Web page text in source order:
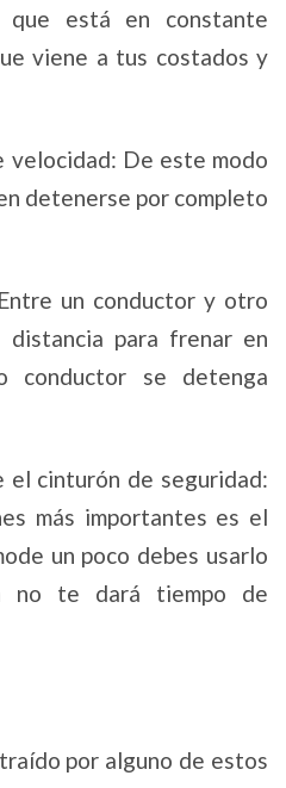
está en constante
viene a tus costados y
velocidad: De este modo
detenerse por completo
un conductor y otro
distancia para frenar en
se detenga
el cinturón de seguridad:
más importantes es el
un poco debes usarlo
no te dará tiempo de
por alguno de estos